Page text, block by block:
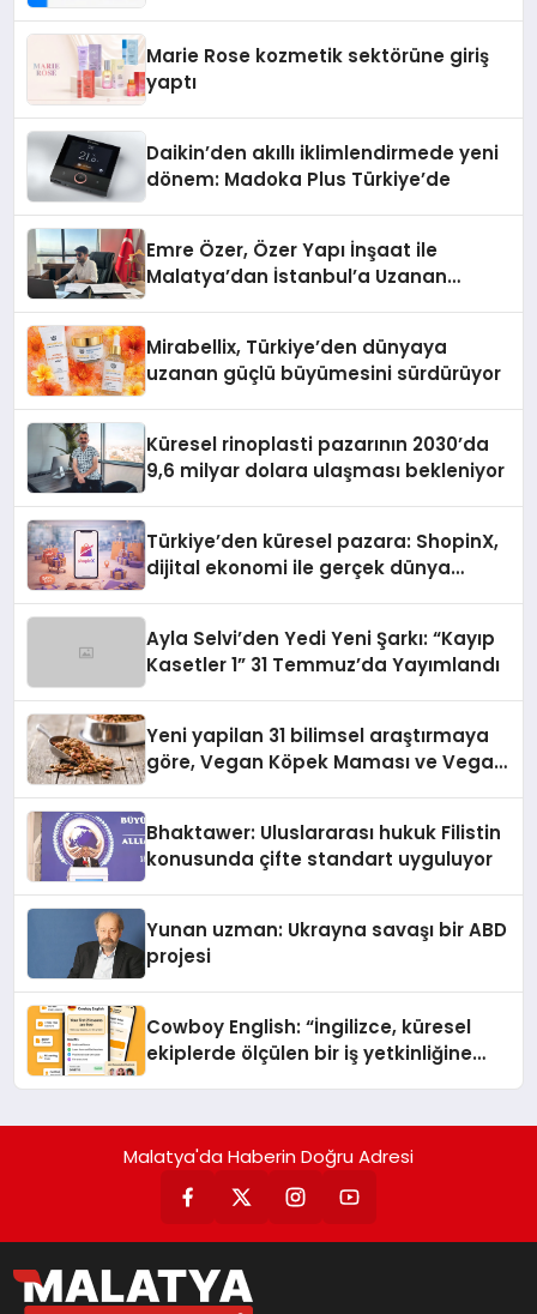
Marie Rose kozmetik sektörüne giriş
yaptı
Daikin’den akıllı iklimlendirmede yeni
dönem: Madoka Plus Türkiye’de
Emre Özer, Özer Yapı İnşaat ile
Malatya’dan İstanbul’a Uzanan
Mirabellix, Türkiye’den dünyaya
uzanan güçlü büyümesini sürdürüyor
Küresel rinoplasti pazarının 2030’da
9,6 milyar dolara ulaşması bekleniyor
Türkiye’den küresel pazara: ShopinX,
dijital ekonomi ile gerçek dünya
Ayla Selvi’den Yedi Yeni Şarkı: “Kayıp
Kasetler 1” 31 Temmuz’da Yayımlandı
Yeni yapilan 31 bilimsel araştırmaya
göre, Vegan Köpek Maması ve Vegan
Bhaktawer: Uluslararası hukuk Filistin
konusunda çifte standart uyguluyor
Yunan uzman: Ukrayna savaşı bir ABD
projesi
Cowboy English: “İngilizce, küresel
ekiplerde ölçülen bir iş yetkinliğine
Malatya'da Haberin Doğru Adresi